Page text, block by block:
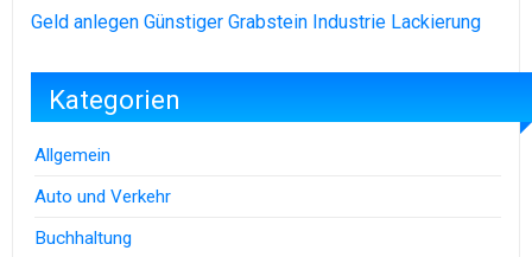
Geld anlegen Günstiger Grabstein Industrie Lackierung
Kategorien
Allgemein
Auto und Verkehr
Buchhaltung